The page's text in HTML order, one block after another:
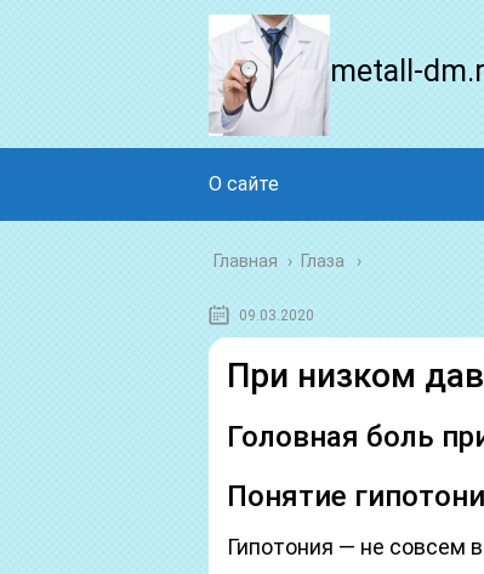
metall-
О сайте
Главная › Глаза
09.03.2020
При низком
Головная боль
Понятие
Гипотония — не совсем